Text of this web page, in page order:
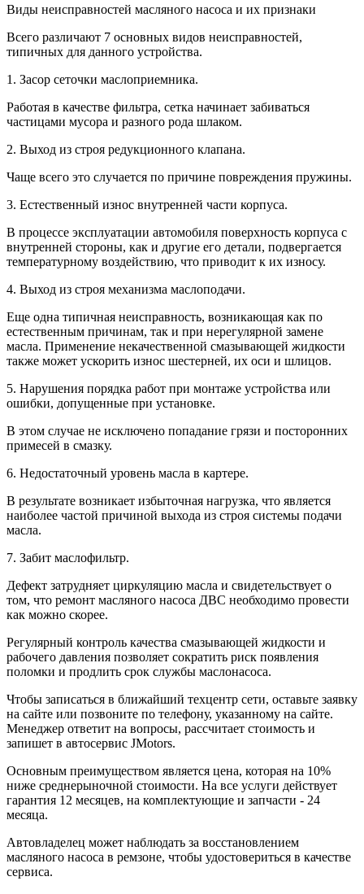
Виды неисправностей масляного насоса и их признаки
Всего различают 7 основных видов неисправностей,
типичных для данного устройства.
1. Засор сеточки маслоприемника.
Работая в качестве фильтра, сетка начинает забиваться
частицами мусора и разного рода шлаком.
2. Выход из строя редукционного клапана.
Чаще всего это случается по причине повреждения пружины.
3. Естественный износ внутренней части корпуса.
В процессе эксплуатации автомобиля поверхность корпуса с
внутренней стороны, как и другие его детали, подвергается
температурному воздействию, что приводит к их износу.
4. Выход из строя механизма маслоподачи.
Еще одна типичная неисправность, возникающая как по
естественным причинам, так и при нерегулярной замене
масла. Применение некачественной смазывающей жидкости
также может ускорить износ шестерней, их оси и шлицов.
5. Нарушения порядка работ при монтаже устройства или
ошибки, допущенные при установке.
В этом случае не исключено попадание грязи и посторонних
примесей в смазку.
6. Недостаточный уровень масла в картере.
В результате возникает избыточная нагрузка, что является
наиболее частой причиной выхода из строя системы подачи
масла.
7. Забит маслофильтр.
Дефект затрудняет циркуляцию масла и свидетельствует о
том, что ремонт масляного насоса ДВС необходимо провести
как можно скорее.
Регулярный контроль качества смазывающей жидкости и
рабочего давления позволяет сократить риск появления
поломки и продлить срок службы маслонасоса.
Чтобы записаться в ближайший техцентр сети, оставьте заявку
на сайте или позвоните по телефону, указанному на сайте.
Менеджер ответит на вопросы, рассчитает стоимость и
запишет в автосервис JMotors.
Основным преимуществом является цена, которая на 10%
ниже среднерыночной стоимости. На все услуги действует
гарантия 12 месяцев, на комплектующие и запчасти - 24
месяца.
Автовладелец может наблюдать за восстановлением
масляного насоса в ремзоне, чтобы удостовериться в качестве
сервиса.